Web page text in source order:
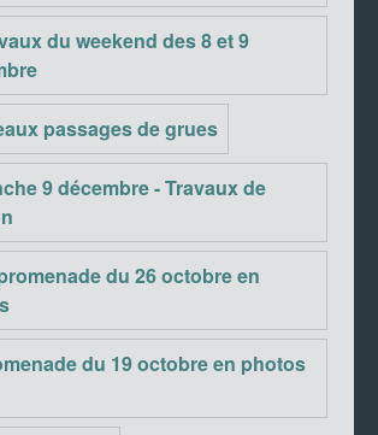
du weekend des 8 et 9
passages de grues
9 décembre - Travaux de
du 26 octobre en
du 19 octobre en photos